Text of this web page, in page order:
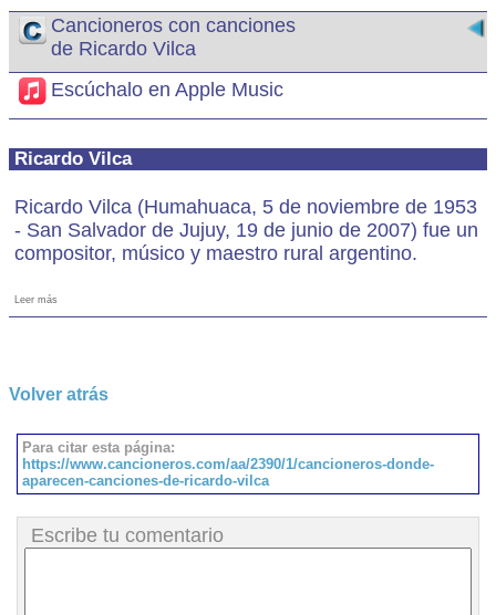
Cancioneros con canciones
de Ricardo Vilca
Escúchalo en Apple Music
Ricardo Vilca
Ricardo Vilca (Humahuaca, 5 de noviembre de 1953
- San Salvador de Jujuy, 19 de junio de 2007) fue un
compositor, músico y maestro rural argentino.
Leer más
Volver atrás
Para citar esta página:
https://www.cancioneros.com/aa/2390/1/cancioneros-donde-
aparecen-canciones-de-ricardo-vilca
Escribe tu comentario